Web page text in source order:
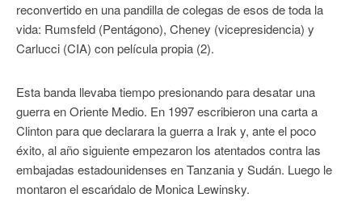
reconvertido en una pandilla de colegas de esos de toda la
vida: Rumsfeld (Pentágono), Cheney (vicepresidencia) y
Carlucci (CIA) con película propia (2).
Esta banda llevaba tiempo presionando para desatar una
guerra en Oriente Medio. En 1997 escribieron una carta a
Clinton para que declarara la guerra a Irak y, ante el poco
éxito, al año siguiente empezaron los atentados contra las
embajadas estadounidenses en Tanzania y Sudán. Luego le
montaron el escańdalo de Monica Lewinsky.